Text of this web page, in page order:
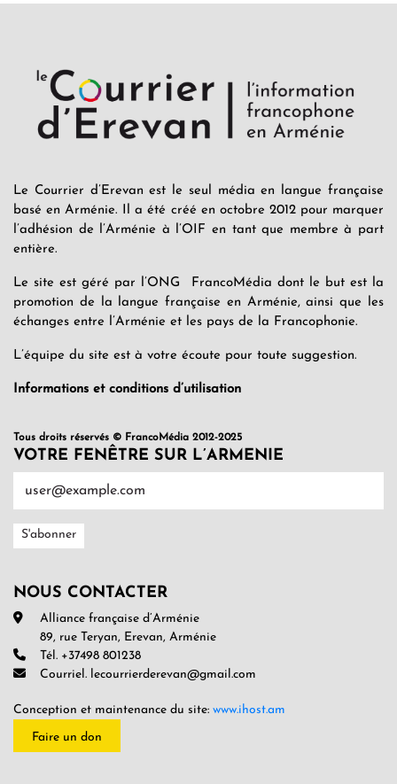
Le Courrier d’Erevan est le seul média en langue française
basé en Arménie. Il a été créé en octobre 2012 pour marquer
l’adhésion de l’Arménie à l’OIF en tant que membre à part
entière.
Le site est géré par l’ONG FrancoMédia dont le but est la
promotion de la langue française en Arménie, ainsi que les
échanges entre l’Arménie et les pays de la Francophonie.
L’équipe du site est à votre écoute pour toute suggestion.
Informations et conditions d’utilisation
Tous droits réservés © FrancoMédia 2012-2025
VOTRE FENÊTRE SUR L’ARMENIE
NOUS CONTACTER
Alliance française d’Arménie
89, rue Teryan, Erevan, Arménie
Tél. +37498 801238
Courriel. lecourrierderevan@gmail.com
Conception et maintenance du site: www.ihost.am
Faire un don